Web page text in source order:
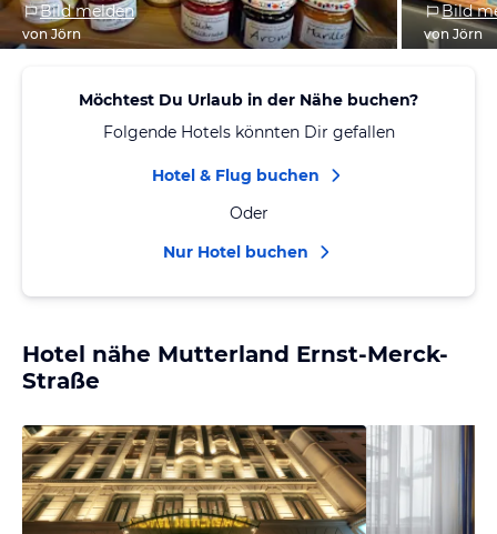
Bild melden
von Jörn
Bild
von Jörn
Möchtest Du Urlaub in der Nähe buchen?
Folgende Hotels könnten Dir gefallen
Hotel & Flug buchen
Oder
Nur Hotel buchen
Hotel nähe Mutterland Ernst-Merck-
Straße